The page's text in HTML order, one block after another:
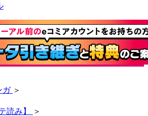
ガ ＞
読み】
＞